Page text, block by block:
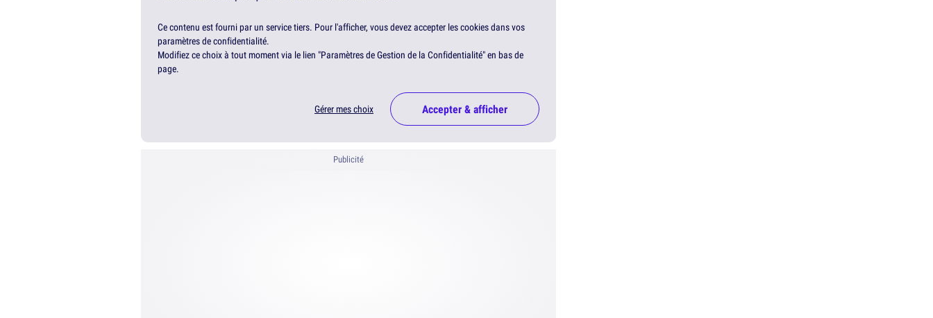
Ce contenu est fourni par un service tiers. Pour l'afficher, vous devez accepter les cookies dans vos
paramètres de confidentialité.
Modifiez ce choix à tout moment via le lien "Paramètres de Gestion de la Confidentialité" en bas de
page.
Gérer mes choix Accepter & afficher
Publicité